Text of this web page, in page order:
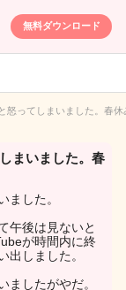
無料ダウンロード
怒ってしまいました。春
まいました。春
ました。
午後は見ないと
が時間内に終
出しました。
ましたがやだ。